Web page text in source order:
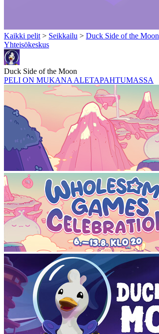
Kaikki pelit > Seikkailu > Duck Side of the Moon
Yhteisökeskus
Duck Side of the Moon
PELI ON MUKANA ALETAPAHTUMASSA